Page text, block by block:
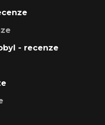
- recenze